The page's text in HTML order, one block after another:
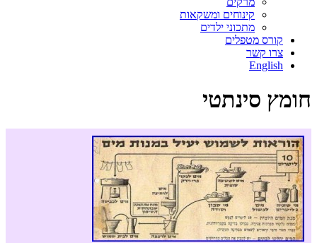
קינוחים ומשקאות
מתכוני ילדים
קורס מטפלים
צרו קשר
English
חומץ סינתטי